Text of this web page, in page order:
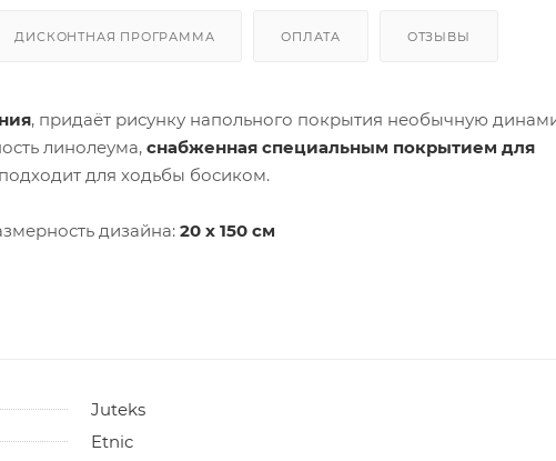
ДИСКОНТНАЯ ПРОГРАММА ОПЛАТА ОТЗЫВЫ
, придаёт рисунку напольного покрытия необычную
линолеума, снабженная специальным покрытием для
для ходьбы босиком.
дизайна: 20 х 150 см
Juteks
Etnic